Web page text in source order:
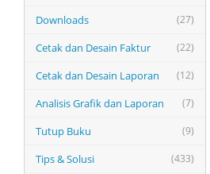
(27)
Downloads
(22)
Cetak dan Desain Faktur
(12)
Cetak dan Desain Laporan
(7)
Analisis Grafik dan Laporan
(9)
Tutup Buku
(433)
Tips & Solusi